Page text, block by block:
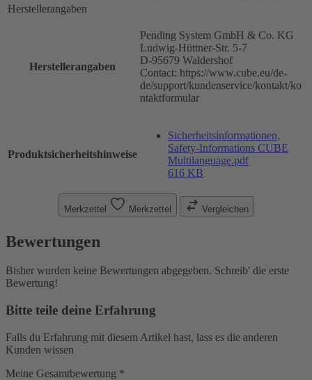
Herstellerangaben
Herstellerangaben
Pending System GmbH & Co. KG
Ludwig-Hüttner-Str. 5-7
D-95679 Waldershof
Contact: https://www.cube.eu/de-
de/support/kundenservice/kontakt/ko
ntaktformular
Produktsicherheitshinweise
Sicherheitsinformationen,
Safety-Informations CUBE
Multilanguage.pdf
616 KB
Merkzettel Merkzettel Vergleichen
Bewertungen
Bisher wurden keine Bewertungen abgegeben. Schreib' die erste
Bewertung!
Bitte teile deine Erfahrung
Falls du Erfahrung mit diesem Artikel hast, lass es die anderen
Kunden wissen
Meine Gesamtbewertung *